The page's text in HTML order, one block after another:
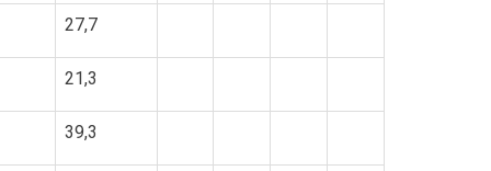
27,7
21,3
39,3